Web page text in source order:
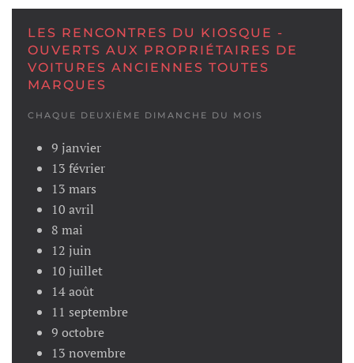
LES RENCONTRES DU KIOSQUE -
OUVERTS AUX PROPRIÉTAIRES DE
VOITURES ANCIENNES TOUTES
MARQUES
CHAQUE DEUXIÈME DIMANCHE DU MOIS
9 janvier
13 février
13 mars
10 avril
8 mai
12 juin
10 juillet
14 août
11 septembre
9 octobre
13 novembre